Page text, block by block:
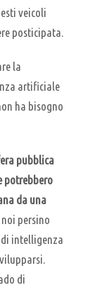
veicoli
posticipata.
la
artificiale
ha bisogno
pubblica
potrebbero
da una
persino
intelligenza
di